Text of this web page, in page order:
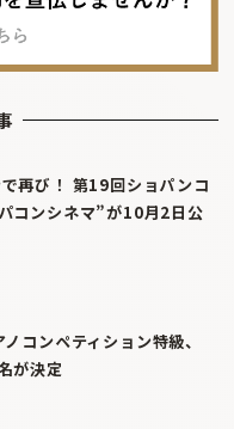
再び！ 第19回ショパンコ
コンシネマ”が10月2日公
コンペティション特級、
が決定